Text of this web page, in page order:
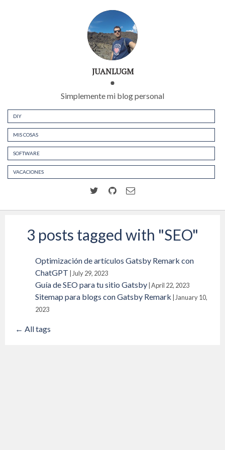
JUANLUGM
Simplemente mi blog personal
DIY
MIS COSAS
SOFTWARE
VACACIONES
3 posts tagged with "SEO"
Optimización de artículos Gatsby Remark con
ChatGPT
July 29, 2023
Guía de SEO para tu sitio Gatsby April 22, 2023
Sitemap para blogs con Gatsby Remark
January 10,
2023
← All tags